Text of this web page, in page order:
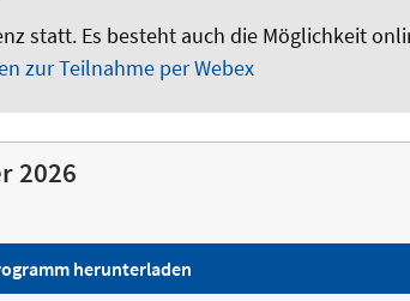
statt. Es besteht auch die Möglichkeit
zur Teilnahme per Webex
2026
herunterladen